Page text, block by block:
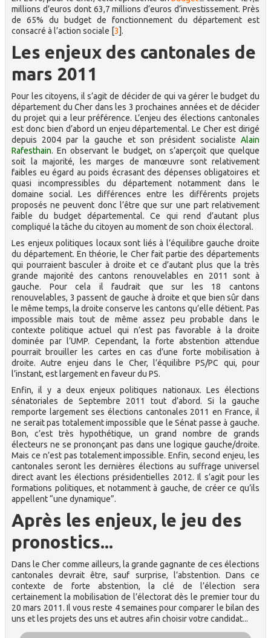
millions d’euros dont 63,7 millions d’euros d’investissement. Près
de 65% du budget de fonctionnement du département est
consacré à l’action sociale [3].
Les enjeux des cantonales de
mars 2011
Pour les citoyens, il s’agit de décider de qui va gérer le budget du
département du Cher dans les 3 prochaines années et de décider
du projet qui a leur préférence. L’enjeu des élections cantonales
est donc bien d’abord un enjeu départemental. Le Cher est dirigé
depuis 2004 par la gauche et son président socialiste Alain
Rafesthain. En observant le budget, on s’aperçoit que quelque
soit la majorité, les marges de manœuvre sont relativement
faibles eu égard au poids écrasant des dépenses obligatoires et
quasi incompressibles du département notamment dans le
domaine social. Les différences entre les différents projets
proposés ne peuvent donc l’être que sur une part relativement
faible du budget départemental. Ce qui rend d’autant plus
compliqué la tâche du citoyen au moment de son choix électoral.
Les enjeux politiques locaux sont liés à l’équilibre gauche droite
du département. En théorie, le Cher fait partie des départements
qui pourraient basculer à droite et ce d’autant plus que la très
grande majorité des cantons renouvelables en 2011 sont à
gauche. Pour cela il faudrait que sur les 18 cantons
renouvelables, 3 passent de gauche à droite et que bien sûr dans
le même temps, la droite conserve les cantons qu’elle détient. Pas
impossible mais tout de même assez peu probable dans le
contexte politique actuel qui n’est pas favorable à la droite
dominée par l’UMP. Cependant, la forte abstention attendue
pourrait brouiller les cartes en cas d’une forte mobilisation à
droite. Autre enjeu dans le Cher, l’équilibre PS/PC qui, pour
l’instant, est largement en faveur du PS.
Enfin, il y a deux enjeux politiques nationaux. Les élections
sénatoriales de Septembre 2011 tout d’abord. Si la gauche
remporte largement ses élections cantonales 2011 en France, il
ne serait pas totalement impossible que le Sénat passe à gauche.
Bon, c’est très hypothétique, un grand nombre de grands
électeurs ne se prononçant pas dans une logique gauche/droite.
Mais ce n’est pas totalement impossible. Enfin, second enjeu, les
cantonales seront les dernières élections au suffrage universel
direct avant les élections présidentielles 2012. Il s’agit pour les
formations politiques, et notamment à gauche, de créer ce qu’ils
appellent “une dynamique”.
Après les enjeux, le jeu des
pronostics...
Dans le Cher comme ailleurs, la grande gagnante de ces élections
cantonales devrait être, sauf surprise, l’abstention. Dans ce
contexte de forte abstention, la clé de l’élection sera
certainement la mobilisation de l’électorat dès le premier tour du
20 mars 2011. Il vous reste 4 semaines pour comparer le bilan des
uns et les projets des uns et autres afin choisir votre candidat...